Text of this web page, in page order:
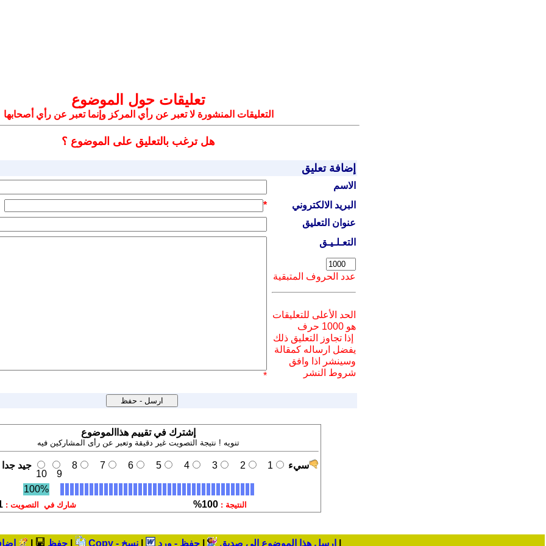
تعليقات حول الموضوع
التعليقات المنشورة لا تعبر عن رأي المركز وإنما تعبر عن رأي أصحابها
هل ترغب بالتعليق على الموضوع ؟
إضافة تعليق
الاسم
البريد الالكتروني
*
عنوان التعليق
التعـلـيـق
عدد الحروف المتبقية
الحد الأعلى للتعليقات
هو 1000 حرف
إذا تجاوز التعليق ذلك
يفضل ارساله كمقالة
وسينشر اذا وافق
شروط النشر
*
إشترك في تقييم هذاالموضوع
تنويه ! نتيجة التصويت غير دقيقة وتعبر عن رأى المشاركين فيه
سيء 1
2
3
4
5
6
7
8
9
10
جيد جدا
100%
النتيجة :100% شارك في التصويت :
ارسل هذا الموضوع الى صديق حفظ - ورد نسخ - Copy حفظ